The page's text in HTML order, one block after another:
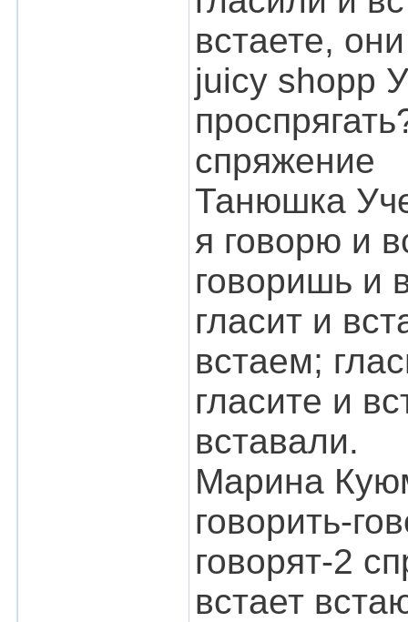
встаете,
juicy shopp
спряжение
Танюшка
я говорю и
говоришь и
гласит и
встаем;
гласите и
вставали.
Марина
говорить-
говорят-2
встает